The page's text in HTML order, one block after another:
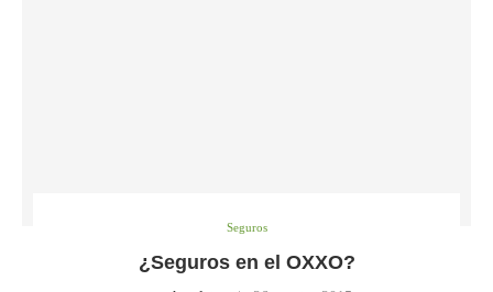
Seguros
¿Seguros en el OXXO?